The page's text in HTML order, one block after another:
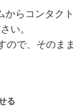
からコンタクト
い。
ので、そのまま
る